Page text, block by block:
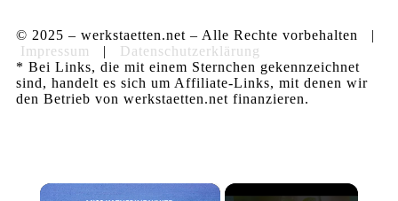
© 2025 – werkstaetten.net – Alle Rechte vorbehalten |
Impressum
| Datenschutzerklärung
* Bei Links, die mit einem Sternchen gekennzeichnet
sind, handelt es sich um Affiliate-Links, mit denen wir
den Betrieb von werkstaetten.net finanzieren.
×